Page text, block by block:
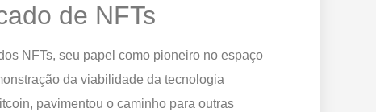
de NFTs
NFTs, seu papel como pioneiro no espaço
da viabilidade da tecnologia
pavimentou o caminho para outras